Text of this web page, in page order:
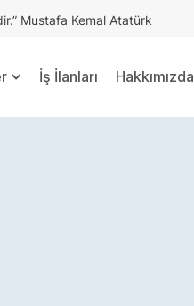
Mustafa Kemal Atatürk
İş İlanları Hakkımızda